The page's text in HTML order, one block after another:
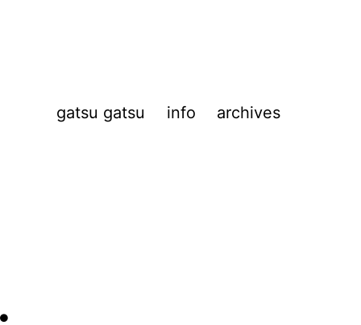
gatsu gatsu info archives